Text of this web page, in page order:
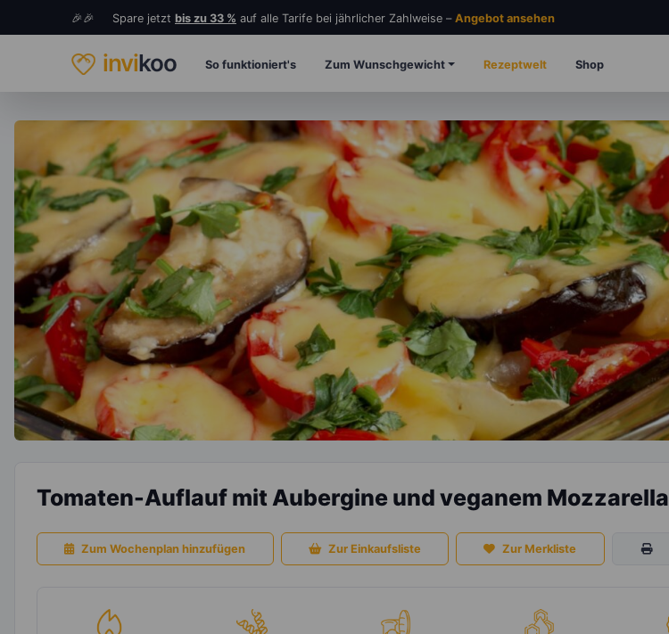
🎉🎉 Spare jetzt bis zu 33 % auf alle Tarife bei jährlicher Zahlweise – Angebot ansehen
invikoo So funktioniert's Zum Wunschgewicht Rezeptwelt Shop
Tomaten-Auflauf mit Aubergine und veganem Mozzarella
Zum Wochenplan hinzufügen Zur Einkaufsliste Zur Merkliste